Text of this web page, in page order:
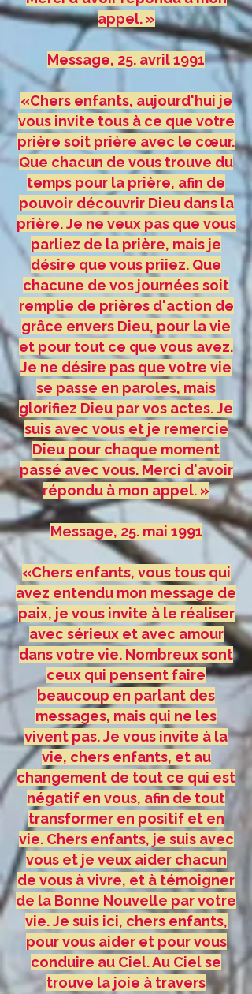
appel. »
Message, 25. avril 1991
«Chers enfants, aujourd'hui je
vous invite tous à ce que votre
prière soit prière avec le cœur.
Que chacun de vous trouve du
temps pour la prière, afin de
pouvoir découvrir Dieu dans la
prière. Je ne veux pas que vous
parliez de la prière, mais je
désire que vous priiez. Que
chacune de vos journées soit
remplie de prières d'action de
grâce envers Dieu, pour la vie
et pour tout ce que vous avez.
Je ne désire pas que votre vie
se passe en paroles, mais
glorifiez Dieu par vos actes. Je
suis avec vous et je remercie
Dieu pour chaque moment
passé avec vous. Merci d'avoir
répondu à mon appel. »
Message, 25. mai 1991
«Chers enfants, vous tous qui
avez entendu mon message de
paix, je vous invite à le réaliser
avec sérieux et avec amour
dans votre vie. Nombreux sont
ceux qui pensent faire
beaucoup en parlant des
messages, mais qui ne les
vivent pas. Je vous invite à la
vie, chers enfants, et au
changement de tout ce qui est
négatif en vous, afin de tout
transformer en positif et en
vie. Chers enfants, je suis avec
vous et je veux aider chacun
de vous à vivre, et à témoigner
de la Bonne Nouvelle par votre
vie. Je suis ici, chers enfants,
pour vous aider et pour vous
conduire au Ciel. Au Ciel se
trouve la joie à travers